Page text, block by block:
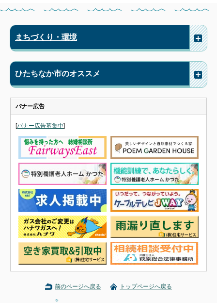
まちづくり・環境
ひたちなか市のオススメ
バナー広告
[バナー広告募集中]
前のページへ戻る トップページへ戻る